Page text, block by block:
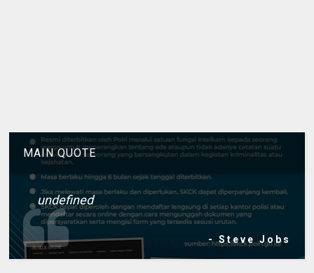
MAIN QUOTE
undefined
- Steve Jobs